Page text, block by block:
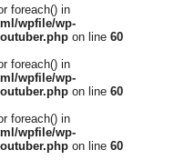
foreach() in
wpfile/wp-
on line 60
foreach() in
wpfile/wp-
on line 60
foreach() in
wpfile/wp-
on line 60